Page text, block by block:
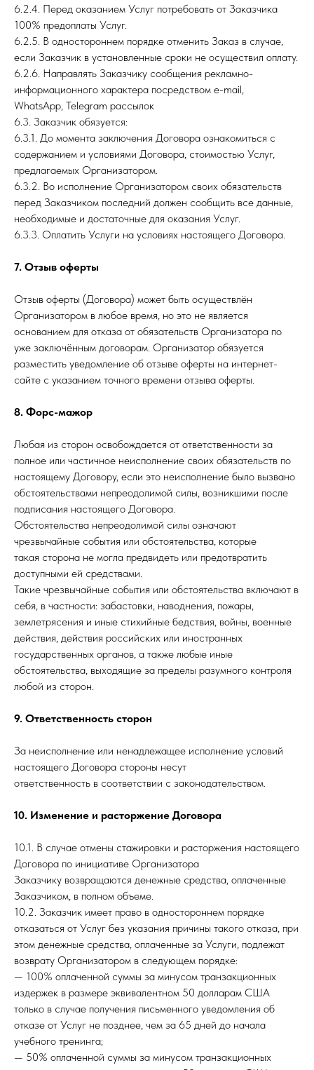
6.2.4. Перед оказанием Услуг потребовать от Заказчика
100% предоплаты Услуг.
6.2.5. В одностороннем порядке отменить Заказ в случае,
если Заказчик в установленные сроки не осуществил оплату.
6.2.6. Направлять Заказчику сообщения рекламно-
информационного характера посредством e-mail,
WhatsApp, Telegram рассылок
6.3. Заказчик обязуется:
6.3.1. До момента заключения Договора ознакомиться с
содержанием и условиями Договора, стоимостью Услуг,
предлагаемых Организатором.
6.3.2. Во исполнение Организатором своих обязательств
перед Заказчиком последний должен сообщить все данные,
необходимые и достаточные для оказания Услуг.
6.3.3. Оплатить Услуги на условиях настоящего Договора.
7. Отзыв оферты
Отзыв оферты (Договора) может быть осуществлён
Организатором в любое время, но это не является
основанием для отказа от обязательств Организатора по
уже заключённым договорам. Организатор обязуется
разместить уведомление об отзыве оферты на интернет-
сайте с указанием точного времени отзыва оферты.
8. Форс-мажор
Любая из сторон освобождается от ответственности за
полное или частичное неисполнение своих обязательств по
настоящему Договору, если это неисполнение было вызвано
обстоятельствами непреодолимой силы, возникшими после
подписания настоящего Договора.
Обстоятельства непреодолимой силы означают
чрезвычайные события или обстоятельства, которые
такая сторона не могла предвидеть или предотвратить
доступными ей средствами.
Такие чрезвычайные события или обстоятельства включают в
себя, в частности: забастовки, наводнения, пожары,
землетрясения и иные стихийные бедствия, войны, военные
действия, действия российских или иностранных
государственных органов, а также любые иные
обстоятельства, выходящие за пределы разумного контроля
любой из сторон.
9. Ответственность сторон
За неисполнение или ненадлежащее исполнение условий
настоящего Договора стороны несут
ответственность в соответствии с законодательством.
10. Изменение и расторжение Договора
10.1. В случае отмены стажировки и расторжения настоящего
Договора по инициативе Организатора
Заказчику возвращаются денежные средства, оплаченные
Заказчиком, в полном объеме.
10.2. Заказчик имеет право в одностороннем порядке
отказаться от Услуг без указания причины такого отказа, при
этом денежные средства, оплаченные за Услуги, подлежат
возврату Организатором в следующем порядке:
— 100% оплаченной суммы за минусом транзакционных
издержек в размере эквивалентном 50 долларам США
только в случае получения письменного уведомления об
отказе от Услуг не позднее, чем за 65 дней до начала
учебного тренинга;
— 50% оплаченной суммы за минусом транзакционных